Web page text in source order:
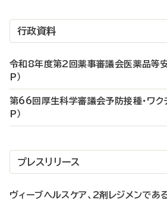
行政資料
令和8年度第2回薬事審議会医薬品等
P）
第66回厚生科学審議会予防接種・ワク
P）
プレスリリース
ヴィーブヘルスケア、2剤レジメンであ